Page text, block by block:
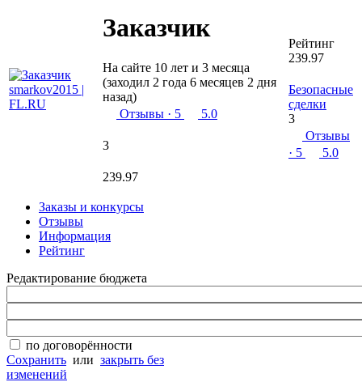
Заказчик
На сайте 10 лет и 3 месяца
(заходил 2 года 6 месяцев 2 дня
назад)
Отзывы · 5 5.0
3
239.97
Рейтинг
239.97
Безопасные
сделки
3
Отзывы
· 5
5.0
Заказы и конкурсы
Отзывы
Информация
Рейтинг
Редактирование бюджета
по договорённости
Сохранить или закрыть без
изменений